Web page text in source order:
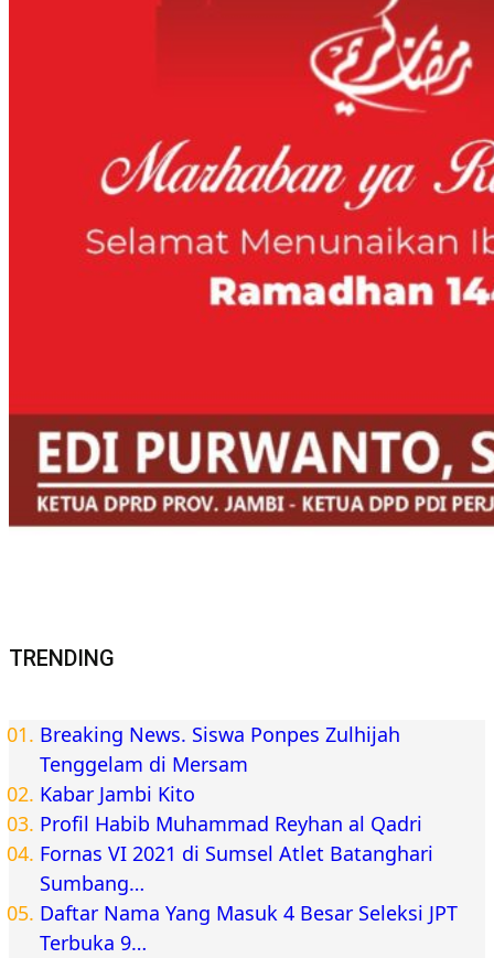
TRENDING
Breaking News. Siswa Ponpes Zulhijah
Tenggelam di Mersam
Kabar Jambi Kito
Profil Habib Muhammad Reyhan al Qadri
Fornas VI 2021 di Sumsel Atlet Batanghari
Sumbang…
Daftar Nama Yang Masuk 4 Besar Seleksi JPT
Terbuka 9…